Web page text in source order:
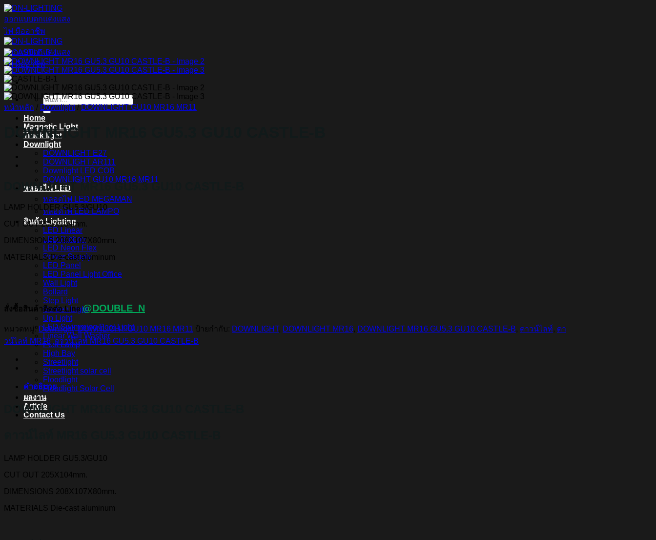
ข้าม
ไป
ยัง
เนื้อหา
ค้นหา:
Home
Magnetic Light
Track light
Downlight
DOWNLIGHT E27
DOWNLIGHT AR111
Downlight LED COB
DOWNLIGHT GU10 MR16 MR11
หลอดไฟ LED
หลอดไฟ LED MEGAMAN
หลอดไฟ LED LAMPO
สินค้า Lighting
LED Linear
LED Ribbon
LED Neon Flex
Power Supply
LED Panel
LED Panel Light Office
Wall Light
Bollard
Step Light
Garden Light
Up Light
LED Swimming Pool Light
Linear Wall Washer
Post Lamp
High Bay
Streetlight
Streetlight solar cell
Floodlight
Floodlight Solar Cell
ผลงาน
Article
Contact Us
หน้าหลัก / Downlight / DOWNLIGHT GU10 MR16 MR11
DOWNLIGHT MR16 GU5.3 GU10 CASTLE-B
DOWNLIGHT MR16 GU5.3 GU10 CASTLE-B
LAMP HOLDER GU5.3/GU10
CUT OUT 205X104mm.
DIMENSIONS 208X107X80mm.
MATERIALS Die-cast aluminum
สั่งซื้อสินค้าติดต่อ Line @DOUBLE_N
หมวดหมู่: Downlight,DOWNLIGHT GU10 MR16 MR11 ป้ายกำกับ: DOWNLIGHT, DOWNLIGHT MR16, DOWNLIGHT MR16 GU5.3 GU10 CASTLE-B, ดาวน์ไลท์, ดา
วน์ไลท์ MR16,ดาวน์ไลท์ MR16 GU5.3 GU10 CASTLE-B
คำอธิบาย
DOWNLIGHT MR16 GU5.3 GU10 CASTLE-B
LAMP HOLDER GU5.3/GU10
CUT OUT 205X104mm.
DIMENSIONS 208X107X80mm.
MATERIALS Die-cast aluminum